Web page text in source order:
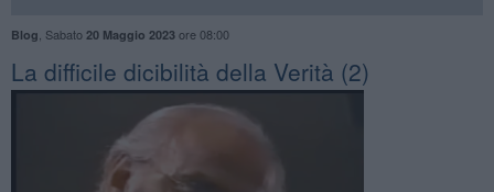
Blog Sabato 20 Maggio 2023ore 08:00
La difficile dicibilità della Verità (2)